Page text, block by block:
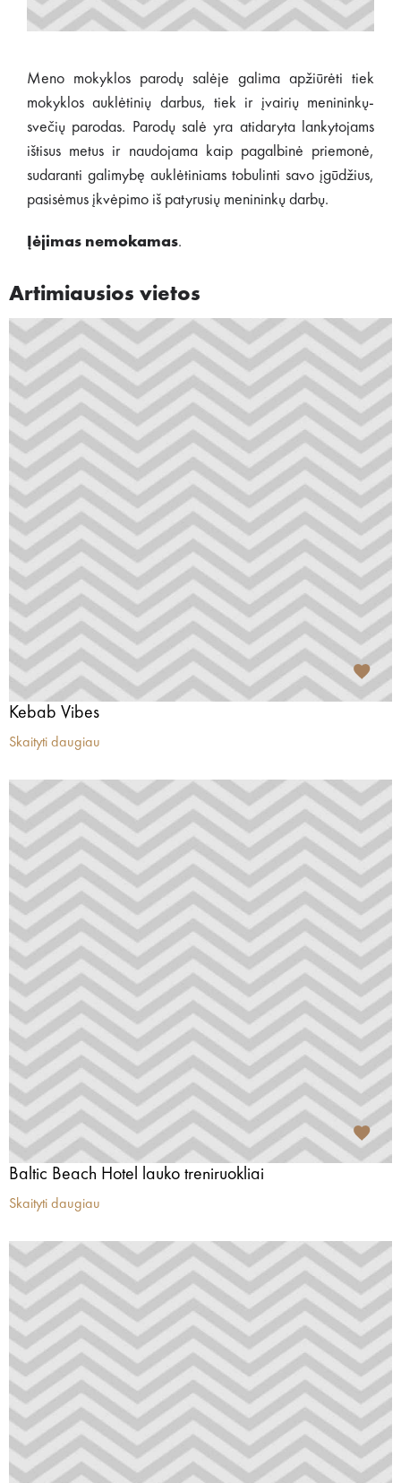
Meno mokyklos parodų salėje galima apžiūrėti tiek
mokyklos auklėtinių darbus, tiek ir įvairių menininkų-
svečių parodas. Parodų salė yra atidaryta lankytojams
ištisus metus ir naudojama kaip pagalbinė priemonė,
sudaranti galimybę auklėtiniams tobulinti savo įgūdžius,
pasisėmus įkvėpimo iš patyrusių menininkų darbų.
Įėjimas nemokamas.
Artimiausios vietos
Kebab Vibes
Skaityti daugiau
Baltic Beach Hotel lauko treniruokliai
Skaityti daugiau